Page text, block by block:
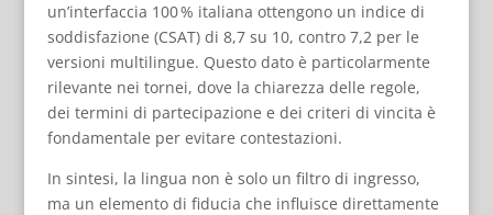
un’interfaccia 100 % italiana ottengono un indice di
soddisfazione (CSAT) di 8,7 su 10, contro 7,2 per le
versioni multilingue. Questo dato è particolarmente
rilevante nei tornei, dove la chiarezza delle regole,
dei termini di partecipazione e dei criteri di vincita è
fondamentale per evitare contestazioni.
In sintesi, la lingua non è solo un filtro di ingresso,
ma un elemento di fiducia che influisce direttamente